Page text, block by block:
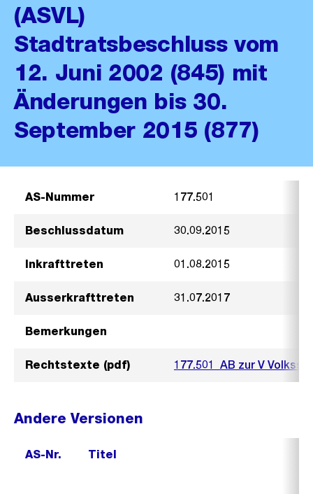
(ASVL)
Stadtratsbeschluss vom
12. Juni 2002 (845) mit
Änderungen bis 30.
September 2015 (877)
AS-Nummer 177.501
Beschlussdatum 30.09.2015
Inkrafttreten 01.08.2015
Ausserkrafttreten 31.07.2017
Bemerkungen
Rechtstexte (pdf) 177.501_AB zur V
Andere Versionen
AS-Nr. Titel